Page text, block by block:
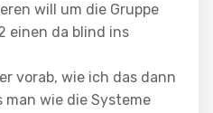
will um die Gruppe
einen da blind ins
vorab, wie ich das dann
wie die Systeme